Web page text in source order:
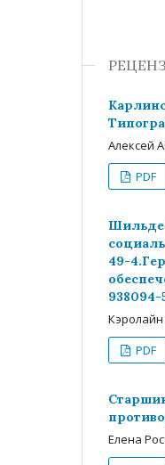
Алексей
PDF
Шильде
49-
938094-
Кэролайн
PDF
Елена